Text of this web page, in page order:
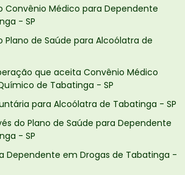
Convênio Médico para Dependente
- SP
de Saúde para Alcoólatra de
que aceita Convênio Médico
de Tabatinga - SP
para Alcoólatra de Tabatinga - SP
do Plano de Saúde para Dependente
- SP
Dependente em Drogas de Tabatinga -